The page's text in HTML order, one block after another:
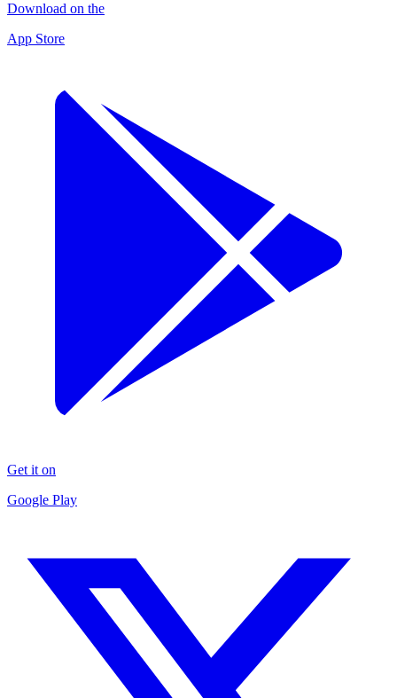
Download on the
App Store
Get it on
Google Play